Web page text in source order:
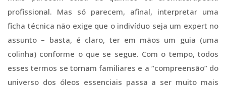
profissional. Mas só parecem, afinal, interpretar uma
ficha técnica não exige que o indivíduo seja um expert no
assunto – basta, é claro, ter em mãos um guia (uma
colinha) conforme o que se segue. Com o tempo, todos
esses termos se tornam familiares e a “compreensão” do
universo dos óleos essenciais passa a ser muito mais